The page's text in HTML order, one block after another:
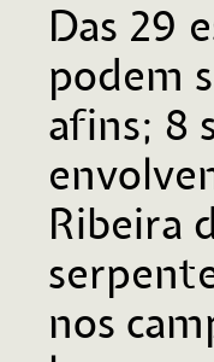
Das 29
podem
afins; 8
Ribeira
nos